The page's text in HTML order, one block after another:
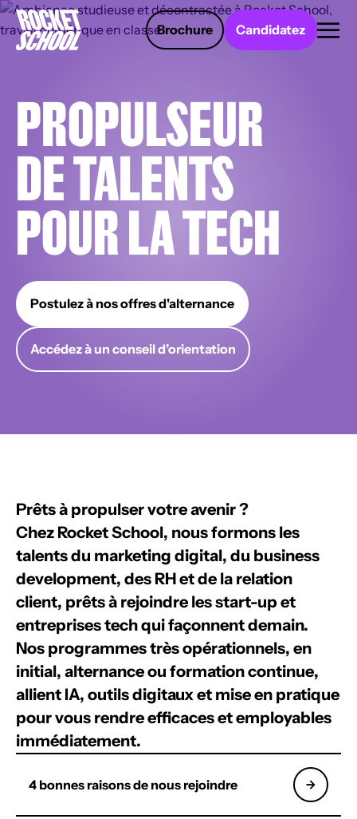
Brochure Candidatez
PROPULSEUR
DE TALENTS
POUR LA TECH
Postulez à nos offres d'alternance
Accédez à un conseil d’orientation
Prêts à propulser votre avenir ?
Chez Rocket School, nous formons les
talents du marketing digital, du business
development, des RH et de la relation
client, prêts à rejoindre lesstart-up et
entreprises techqui façonnent demain.
Nos programmes très opérationnels, en
initial, alternance ou formation continue,
allient IA, outils digitaux et mise en pratique
pour vous rendreefficaces et employables
immédiatement.
4 bonnes raisons de nous rejoindre
Panneau de gestion des cookies